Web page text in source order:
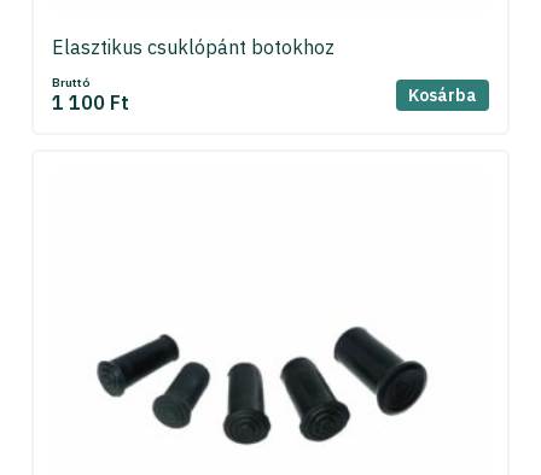
Elasztikus csuklópánt botokhoz
Bruttó
1 100 Ft Kosárba